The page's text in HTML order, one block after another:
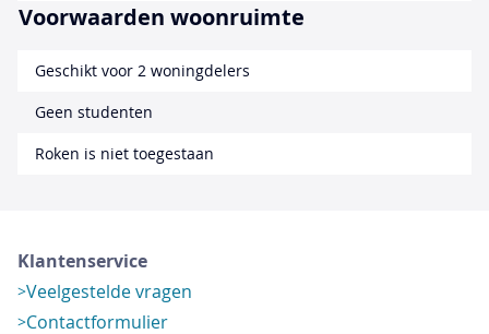
Voorwaarden woonruimte
Geschikt voor 2 woningdelers
Geen studenten
Roken is niet toegestaan
Klantenservice
Veelgestelde vragen
Contactformulier